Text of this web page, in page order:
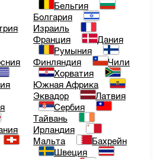
Бельгия
Болгария
Израиль
Франция
Дания
Румыния
Финляндия
Чили
Хорватия
Южная Африка
Эквадор
Латвия
Сербия
Тайвань
Ирландия
Мальта
Бахрейн
Швеция